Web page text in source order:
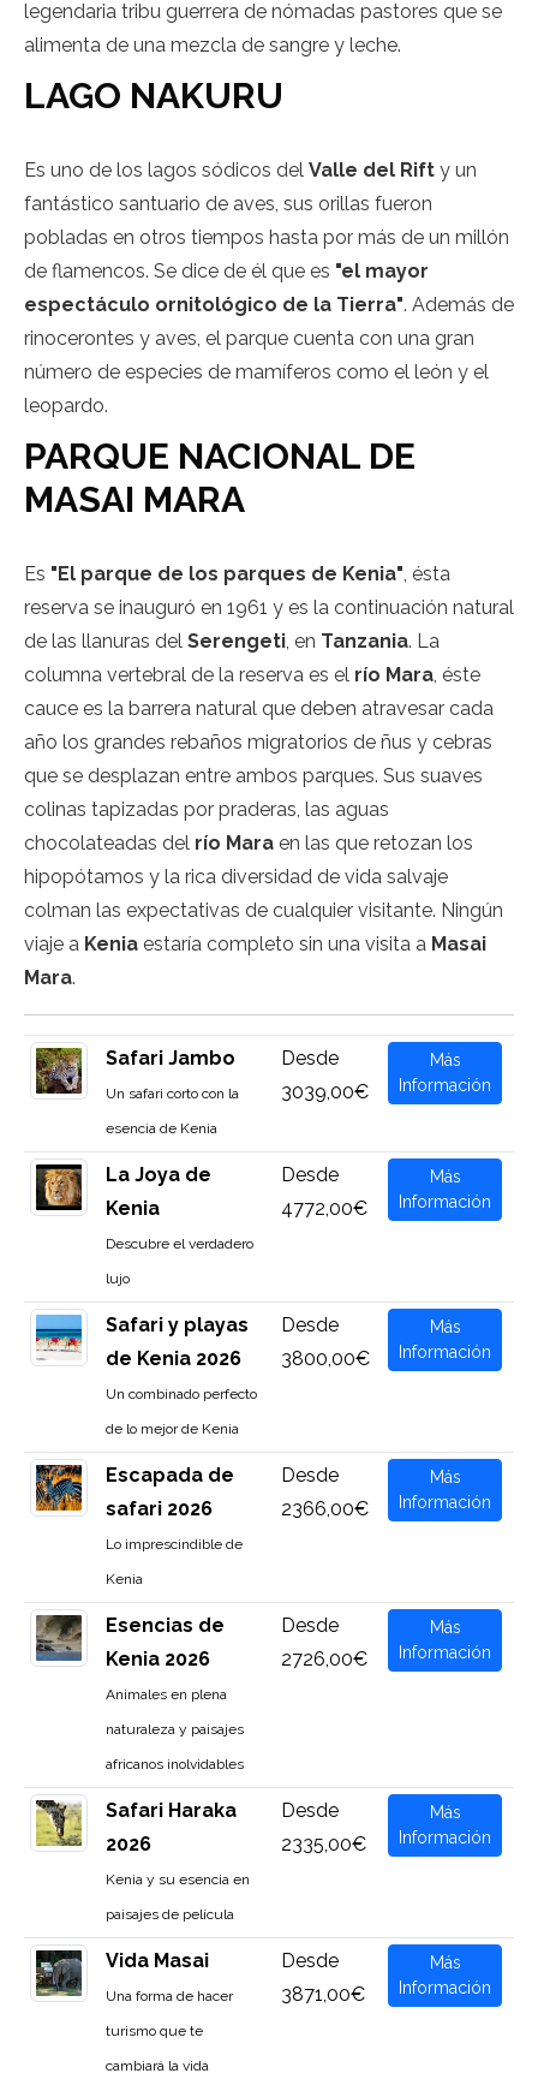
legendaria tribu guerrera de nómadas pastores que se
alimenta de una mezcla de sangre y leche.
LAGO NAKURU
Es uno de los lagos sódicos del Valle del Rift y un
fantástico santuario de aves, sus orillas fueron
pobladas en otros tiempos hasta por más de un millón
de flamencos. Se dice de él que es "el mayor
espectáculo ornitológico de la Tierra". Además de
rinocerontes y aves, el parque cuenta con una gran
número de especies de mamíferos como el león y el
leopardo.
PARQUE NACIONAL DE
MASAI MARA
Es "El parque de los parques de Kenia", ésta
reserva se inauguró en 1961 y es la continuación natural
de las llanuras del Serengeti, en Tanzania. La
columna vertebral de la reserva es el río Mara, éste
cauce es la barrera natural que deben atravesar cada
año los grandes rebaños migratorios de ñus y cebras
que se desplazan entre ambos parques. Sus suaves
colinas tapizadas por praderas, las aguas
chocolateadas del río Mara en las que retozan los
hipopótamos y la rica diversidad de vida salvaje
colman las expectativas de cualquier visitante. Ningún
viaje a Kenia estaría completo sin una visita a Masai
Mara.
Safari Jambo
Un safari corto con la
esencia de Kenia
Desde
3039,00€
Más
Información
La Joya de
Kenia
Descubre el verdadero
lujo
Desde
4772,00€
Más
Información
Safari y playas
de Kenia 2026
Un combinado perfecto
de lo mejor de Kenia
Desde
3800,00€
Más
Información
Escapada de
safari 2026
Lo imprescindible de
Kenia
Desde
2366,00€
Más
Información
Esencias de
Kenia 2026
Animales en plena
naturaleza y paisajes
africanos inolvidables
Desde
2726,00€
Más
Información
Safari Haraka
2026
Kenia y su esencia en
paisajes de película
Desde
2335,00€
Más
Información
Vida Masai
Una forma de hacer
turismo que te
cambiará la vida
Desde
3871,00€
Más
Información